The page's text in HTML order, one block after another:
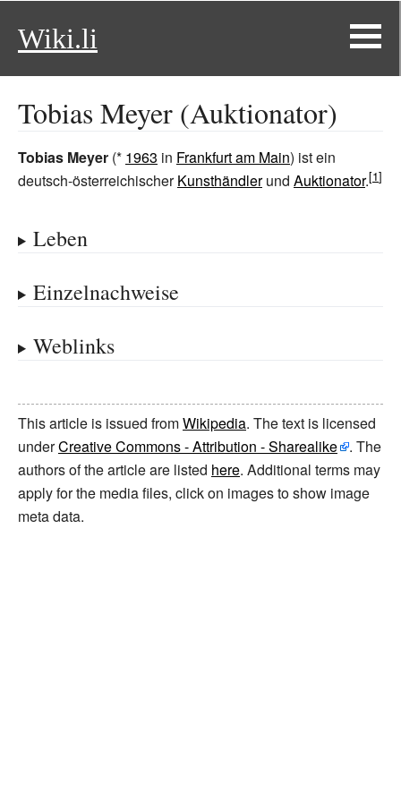
Wiki.li
Tobias Meyer (Auktionator)
Tobias Meyer (* 1963 in Frankfurt am Main) ist ein
deutsch-österreichischerKunsthändlerund Auktionator.
Leben
Einzelnachweise
Weblinks
This article is issued fromWikipedia. The text is licensed
underCreative Commons - Attribution - Sharealike
. The
authors of the article are listed here. Additional terms may
apply for the media files, click on images to show image
meta data.